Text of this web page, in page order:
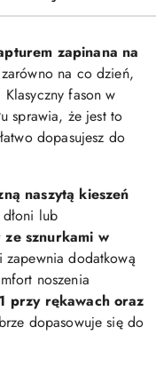
zapinana na
na co dzień,
fason w
sprawia, że jest to
dopasujesz do
naszytą kieszeń
lub
ze sznurkami w
dodatkową
noszenia
przy rękawach oraz
dopasowuje się do